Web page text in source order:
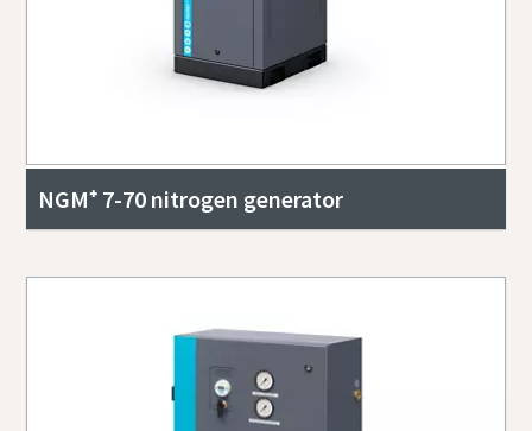
NGM⁺ 7-70 nitrogen generator